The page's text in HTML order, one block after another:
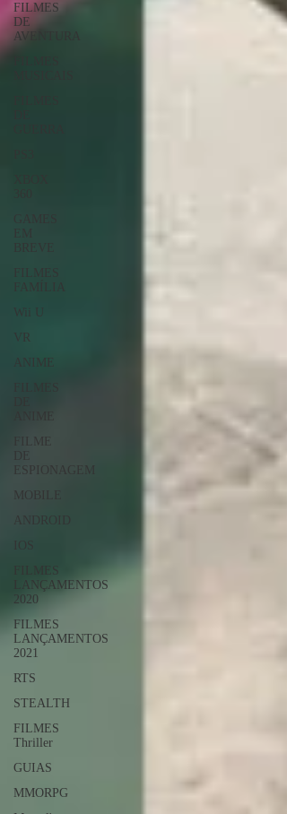
FILMES
DE
AVENTURA
FAMÍLIA
Wii U
VR
ANIME
FILME
ESPIONAGEM
MOBILE
ANDROID
FILMES
LANÇAMENTOS
2020
FILMES
LANÇAMENTOS
2021
RTS
STEALTH
FILMES
Thriller
GUIAS
MMORPG